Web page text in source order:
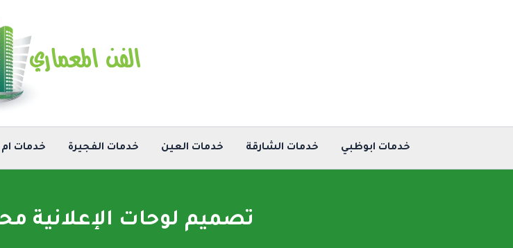
خدمات ابوظبي خدمات الشارقة خدمات العين خدمات الفجيرة خدمات ام
تصميم لوحات الإعلانية